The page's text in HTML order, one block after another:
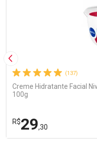
Imagem Anterior
(137)
Creme Hidratante Facial
100g
R$29,30